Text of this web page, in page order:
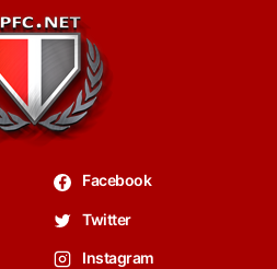
Facebook
Twitter
Instagram